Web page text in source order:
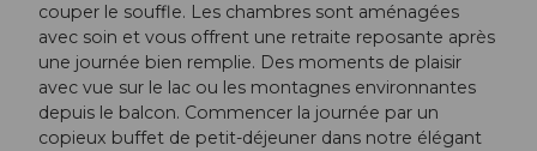
couper le souffle. Les chambres sont aménagées
avec soin et vous offrent une retraite reposante après
une journée bien remplie. Des moments de plaisir
avec vue sur le lac ou les montagnes environnantes
depuis le balcon. Commencer la journée par un
copieux buffet de petit-déjeuner dans notre élégant